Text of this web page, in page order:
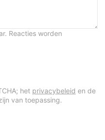
Reacties worden
het privacybeleid en de
van toepassing.